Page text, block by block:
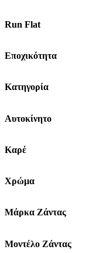
Run Flat
Εποχικότητα
Κατηγορία
Αυτοκίνητο
Καρέ
Χρώμα
Μάρκα Ζάντας
Μοντέλο Ζάντας